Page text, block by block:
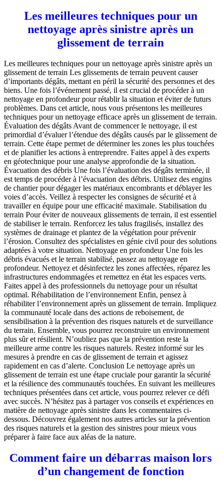
Les meilleures techniques pour un
nettoyage après sinistre après un
glissement de terrain
Les meilleures techniques pour un nettoyage après sinistre après un
glissement de terrain Les glissements de terrain peuvent causer
d’importants dégâts, mettant en péril la sécurité des personnes et des
biens. Une fois l’événement passé, il est crucial de procéder à un
nettoyage en profondeur pour rétablir la situation et éviter de futurs
problèmes. Dans cet article, nous vous présentons les meilleures
techniques pour un nettoyage efficace après un glissement de terrain.
Évaluation des dégâts Avant de commencer le nettoyage, il est
primordial d’évaluer l’étendue des dégâts causés par le glissement de
terrain. Cette étape permet de déterminer les zones les plus touchées
et de planifier les actions à entreprendre. Faites appel à des experts
en géotechnique pour une analyse approfondie de la situation.
Évacuation des débris Une fois l’évaluation des dégâts terminée, il
est temps de procéder à l’évacuation des débris. Utilisez des engins
de chantier pour dégager les matériaux encombrants et déblayer les
voies d’accès. Veillez à respecter les consignes de sécurité et à
travailler en équipe pour une efficacité maximale. Stabilisation du
terrain Pour éviter de nouveaux glissements de terrain, il est essentiel
de stabiliser le terrain. Renforcez les talus fragilisés, installez des
systèmes de drainage et plantez de la végétation pour prévenir
l’érosion. Consultez des spécialistes en génie civil pour des solutions
adaptées à votre situation. Nettoyage en profondeur Une fois les
débris évacués et le terrain stabilisé, passez au nettoyage en
profondeur. Nettoyez et désinfectez les zones affectées, réparez les
infrastructures endommagées et remettez en état les espaces verts.
Faites appel à des professionnels du nettoyage pour un résultat
optimal. Réhabilitation de l’environnement Enfin, pensez à
réhabiliter l’environnement après un glissement de terrain. Impliquez
la communauté locale dans des actions de reboisement, de
sensibilisation à la prévention des risques naturels et de surveillance
du terrain. Ensemble, vous pourrez reconstruire un environnement
plus sûr et résilient. N’oubliez pas que la prévention reste la
meilleure arme contre les risques naturels. Restez informé sur les
mesures à prendre en cas de glissement de terrain et agissez
rapidement en cas d’alerte. Conclusion Le nettoyage après un
glissement de terrain est une étape cruciale pour garantir la sécurité
et la résilience des communautés touchées. En suivant les meilleures
techniques présentées dans cet article, vous pourrez relever ce défi
avec succès. N’hésitez pas à partager vos conseils et expériences en
matière de nettoyage après sinistre dans les commentaires ci-
dessous. Découvrez également nos autres articles sur la prévention
des risques naturels et la gestion des sinistres pour mieux vous
préparer à faire face aux aléas de la nature.
Comment faire un débarras maison lors
d’un changement de fonction